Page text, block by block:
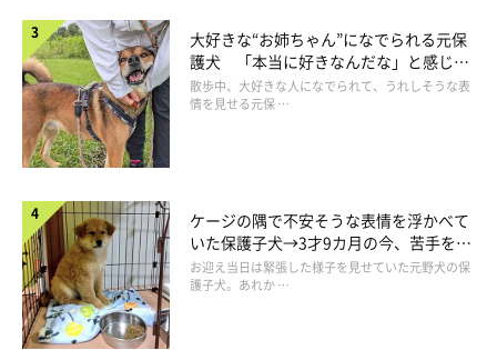
大好きな“お姉ちゃん”になでられる元保
護犬 「本当に好きなんだな」と感じる
表情にほっこり
散歩中、大好きな人になでられて、うれしそうな表
情を見せる元保 …
ケージの隅で不安そうな表情を浮かべて
いた保護子犬→3才9カ月の今、苦手を克
服し頼もしいコに成長！
お迎え当日は緊張した様子を見せていた元野犬の保
護子犬。あれか …